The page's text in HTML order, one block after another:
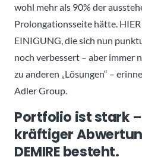
wohl mehr als 90% der
Prolongationsseite hätte.
EINIGUNG, die sich nun
noch verbessert – aber immer
zu anderen „Lösungen“ –
Adler Group.
Portfolio ist stark
kräftiger
DEMIRE besteht.